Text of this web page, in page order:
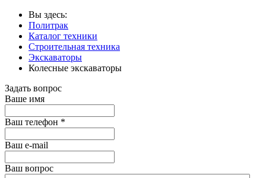
Вы здесь:
Политрак
Каталог техники
Строительная техника
Экскаваторы
Колесные экскаваторы
Задать вопрос
Ваше имя
Ваш телефон *
Ваш е-mail
Ваш вопрос